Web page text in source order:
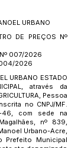
URBANO
DE PREÇOS Nº
Nº 007/2026
004/2026
URBANO ESTADO
através da
Pessoa
no CNPJ/MF.
46, com sede na
nº 839,
Manoel Urbano-Acre,
Prefeito Municipal